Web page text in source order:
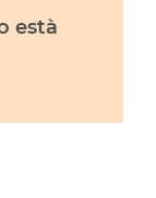
està